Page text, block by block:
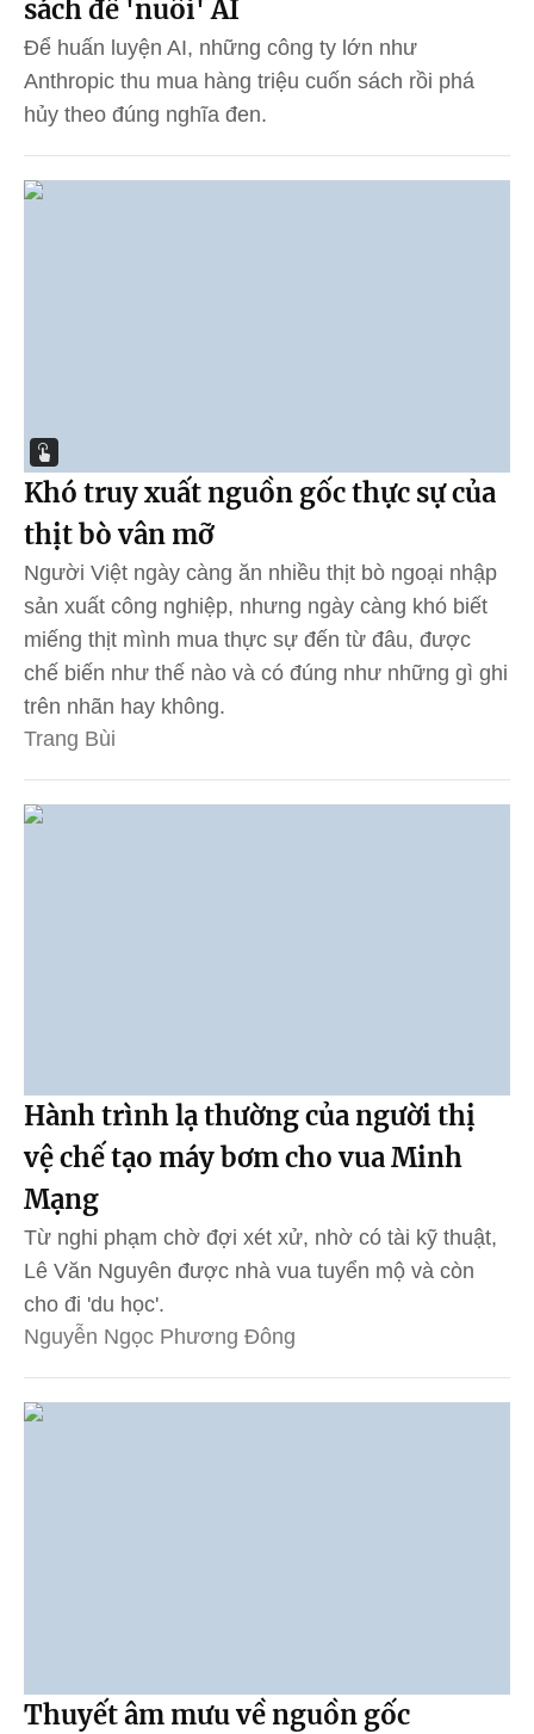
sách để 'nuôi' AI
Để huấn luyện AI, những công ty lớn như
Anthropic thu mua hàng triệu cuốn sách rồi phá
hủy theo đúng nghĩa đen.
Khó truy xuất nguồn gốc thực sự của
thịt bò vân mỡ
Người Việt ngày càng ăn nhiều thịt bò ngoại nhập
sản xuất công nghiệp, nhưng ngày càng khó biết
miếng thịt mình mua thực sự đến từ đâu, được
chế biến như thế nào và có đúng như những gì ghi
trên nhãn hay không.
Trang Bùi
Hành trình lạ thường của người thị
vệ chế tạo máy bơm cho vua Minh
Mạng
Từ nghi phạm chờ đợi xét xử, nhờ có tài kỹ thuật,
Lê Văn Nguyên được nhà vua tuyển mộ và còn
cho đi 'du học'.
Nguyễn Ngọc Phương Đông
Thuyết âm mưu về nguồn gốc